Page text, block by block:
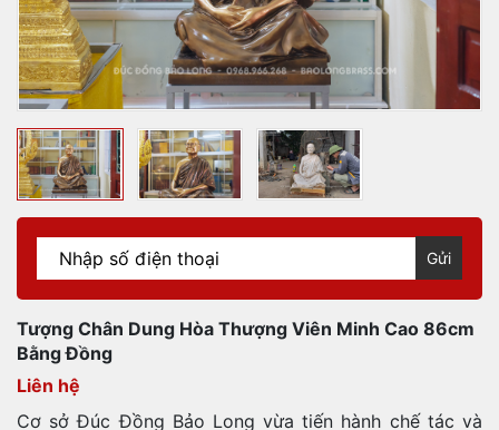
Gửi
Tượng Chân Dung Hòa Thượng Viên Minh Cao 86cm
Bằng Đồng
Liên hệ
Cơ sở Đúc Đồng Bảo Long vừa tiến hành chế tác và